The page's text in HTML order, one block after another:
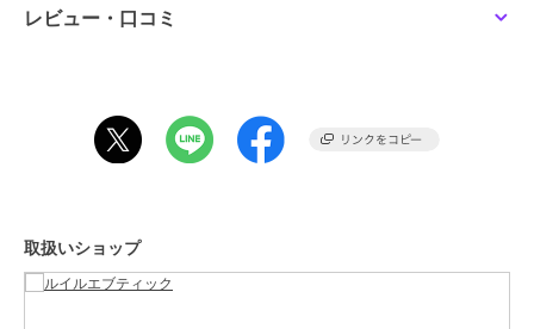
を作り出します。
前後身頃と袖に入ったタックはデザインポイントになり、立体感が生
フード口には、ボリュームのあるリアルファーを使用。
（釦で取り外しが可能です）
レビュー・口コミ
取扱いショップ